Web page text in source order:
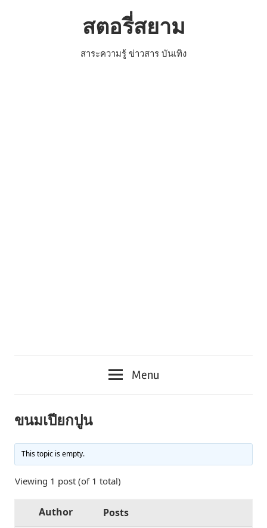
สตอรี่สยาม
สาระความรู้ ข่าวสาร บันเทิง
Menu
ขนมเปียกปูน
This topic is empty.
Viewing 1 post (of 1 total)
Author Posts